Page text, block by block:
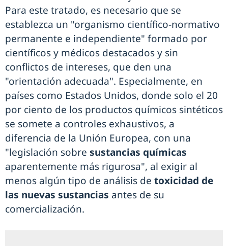
Para este tratado, es necesario que se
establezca un "organismo científico-normativo
permanente e independiente" formado por
científicos y médicos destacados y sin
conflictos de intereses, que den una
"orientación adecuada". Especialmente, en
países como Estados Unidos, donde solo el 20
por ciento de los productos químicos sintéticos
se somete a controles exhaustivos, a
diferencia de la Unión Europea, con una
"legislación sobre sustancias químicas
aparentemente más rigurosa", al exigir al
menos algún tipo de análisis de toxicidad de
las nuevas sustancias antes de su
comercialización.